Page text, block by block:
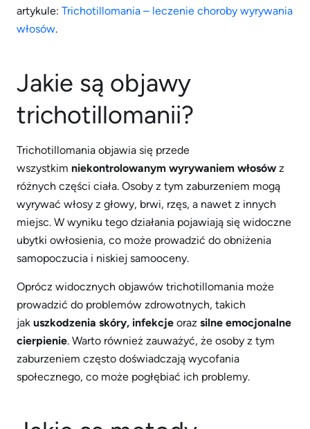
artykule: Trichotillomania – leczenie choroby wyrywania
włosów.
Jakie są objawy
trichotillomanii?
Trichotillomania objawia się przede
wszystkim niekontrolowanym wyrywaniem włosów z
różnych części ciała. Osoby z tym zaburzeniem mogą
wyrywać włosy z głowy, brwi, rzęs, a nawet z innych
miejsc. W wyniku tego działania pojawiają się widoczne
ubytki owłosienia, co może prowadzić do obniżenia
samopoczucia i niskiej samooceny.
Oprócz widocznych objawów trichotillomania może
prowadzić do problemów zdrowotnych, takich
jak uszkodzenia skóry, infekcje oraz silne emocjonalne
cierpienie. Warto również zauważyć, że osoby z tym
zaburzeniem często doświadczają wycofania
społecznego, co może pogłębiać ich problemy.